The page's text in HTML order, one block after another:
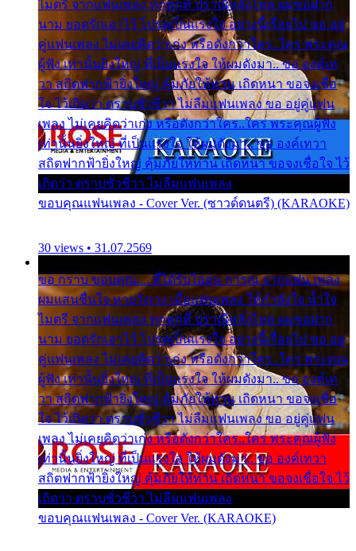
ไมตรี จากแฟนเพลง ทุกทุกที่ ปราณีหลั่งไหล ผมขอฝาก
นาม ยอดรักเอาไว้ โปรดเป็นแรงใจ อย่างนี้เรื่อยไป ขอ อยู่
คู่แฟนเพลง ไม่เคยคิดว่าเก่ง หรือดังกว่าใคร..ใคร พระคุณ
ผู้ฟัง เท่านั้นยิ่งใหญ่ ที่เป็นแรงใจ ให้ผมดังมา.. ขอ องค์เท
วา สถิตฟากฟ้ายิ่งใหญ่ คุ้มภัยให้ท่าน เถิดหนา ขอจงเชื่อ
ใจ ไว้เถิดว่า ตราบชั่วชีวา ไม่ลืมแฟนเพลง ขอ อยู่คู่แฟน
เพลง ไม่เคยคิดว่าเก่ง หรือดังกว่าใคร..ใคร พระคุณผู้ฟัง
เท่านั้นยิ่งใหญ่ ที่เป็นแรงใจ ให้ผมดังมา.. ขอ องค์เทวา
สถิตฟากฟ้ายิ่งใหญ่ คุ้มภัยให้ท่าน เถิดหนา ขอจงเชื่อใจ ไว้
เถิดว่า ตราบชั่วชีวา ไม่ลืมแฟนเพลง
ขอบคุณแฟนเพลง - Cover Ver. (ซาวด์ดนตรี) (KARAOKE)
30 views • 31.07.2569
ขอ กราบ ขอบคุณ.... ที่ได้รับไออุ่น การุณ จากแฟน เพลง
ผมแสนชื่นใจ หายวังเวง เมื่อแฟนเพลง ให้กำลังใจ น้ำใจ
ไมตรี จากแฟนเพลง ทุกทุกที่ ปราณีหลั่งไหล ผมขอฝาก
นาม ยอดรักเอาไว้ โปรดเป็นแรงใจ อย่างนี้เรื่อยไป ขอ อยู่
คู่แฟนเพลง ไม่เคยคิดว่าเก่ง หรือดังกว่าใคร..ใคร พระคุณ
ผู้ฟัง เท่านั้นยิ่งใหญ่ ที่เป็นแรงใจ ให้ผมดังมา.. ขอ องค์เท
วา สถิตฟากฟ้ายิ่งใหญ่ คุ้มภัยให้ท่าน เถิดหนา ขอจงเชื่อ
ใจ ไว้เถิดว่า ตราบชั่วชีวา ไม่ลืมแฟนเพลง ขอ อยู่คู่แฟน
เพลง ไม่เคยคิดว่าเก่ง หรือดังกว่าใคร..ใคร พระคุณผู้ฟัง
เท่านั้นยิ่งใหญ่ ที่เป็นแรงใจ ให้ผมดังมา.. ขอ องค์เทวา
สถิตฟากฟ้ายิ่งใหญ่ คุ้มภัยให้ท่าน เถิดหนา ขอจงเชื่อใจ ไว้
เถิดว่า ตราบชั่วชีวา ไม่ลืมแฟนเพลง
ขอบคุณแฟนเพลง - Cover Ver. (KARAOKE)